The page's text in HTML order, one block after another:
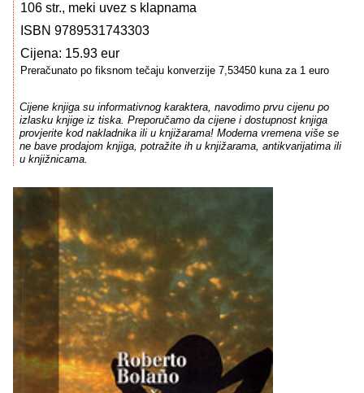
106 str., meki uvez s klapnama
ISBN 9789531743303
Cijena: 15.93 eur
Preračunato po fiksnom tečaju konverzije 7,53450 kuna za 1 euro
Cijene knjiga su informativnog karaktera, navodimo prvu cijenu po
izlasku knjige iz tiska. Preporučamo da cijene i dostupnost knjiga
provjerite kod nakladnika ili u knjižarama! Moderna vremena više se
ne bave prodajom knjiga, potražite ih u knjižarama, antikvarijatima ili
u knjižnicama.